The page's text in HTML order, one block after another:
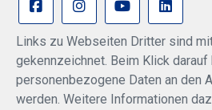
Links zu Webseiten Dritter sind
gekennzeichnet. Beim Klick darauf
personenbezogene Daten an den
werden. Weitere Informationen